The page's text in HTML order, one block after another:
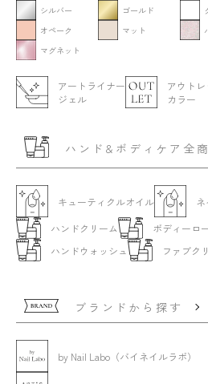
シルバー ゴールド
オペーク
マット
マグネット
アートライナー
ジェル
アウトレ
カラー
ハンド&ボディケア全
キューティクルオイル
ネ
ハンドクリーム
ボディーロ
ハンドウォッシュ
ファブク
ブランドから探す
by Nail Labo（バイネイルラボ）